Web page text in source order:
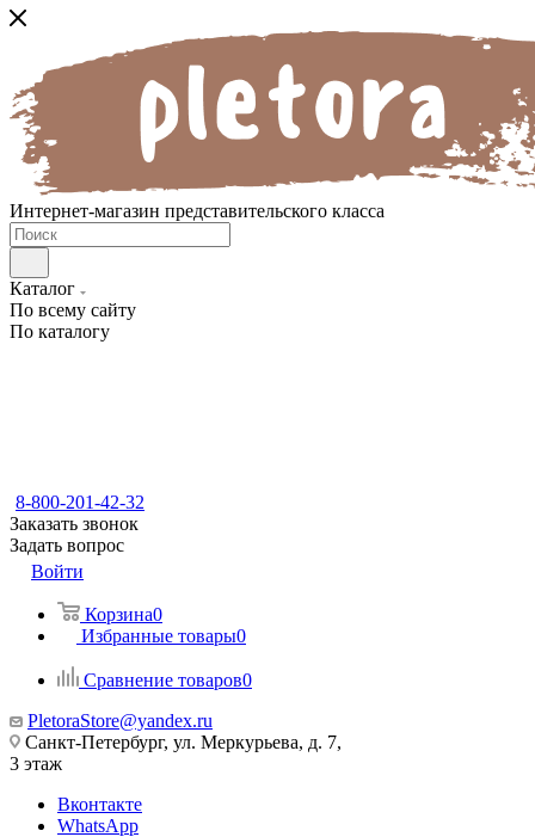
Интернет-магазин представительского класса
Каталог
По всему сайту
По каталогу
8-800-201-42-32
Заказать звонок
Задать вопрос
Войти
Корзина0
Избранные товары0
Сравнение товаров0
PletoraStore@yandex.ru
Санкт-Петербург, ул. Меркурьева, д. 7,
3 этаж
Вконтакте
WhatsApp